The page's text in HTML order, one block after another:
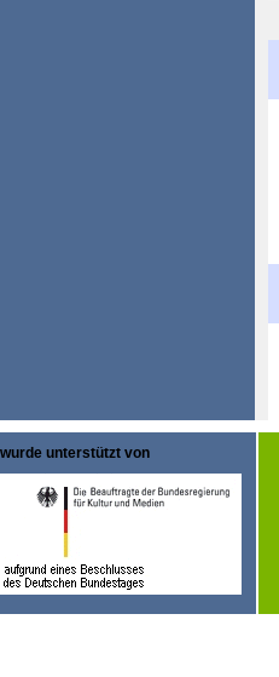
wurde unterstützt von